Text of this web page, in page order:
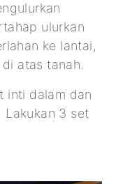
ulurkan
ke lantai,
atas tanah.
inti dalam dan
Lakukan 3 set